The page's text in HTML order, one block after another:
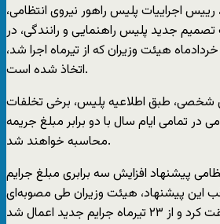
اجراییات پلیس راهور نیروی انتظامی،
گفت تصمیم جدید پلیس راهنمایی و رانندگی، در
هیئت وزیران که از تیرماه اجرا شد،
اتخاذ شده است.
شخصی، طبق اطلاعیه پلیس، برخی تخلفات
در تمامی ایام سال با دو برابر مبلغ جریمه
محاسبه خواهند شد.
نیروی انتظامی پیشنهاد افزایش سه برابری مبلغ جرایم
این پیشنهاد، هیئت وزیران طی مصوبه‌ای